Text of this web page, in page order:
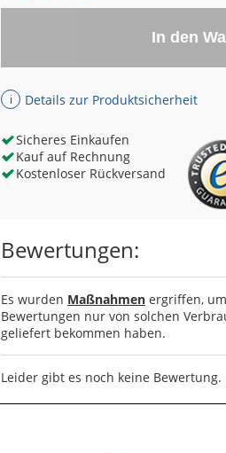
In den
ℹ Details zur Produktsicherheit
Sicheres Einkaufen
Kauf auf Rechnung
Kostenloser Rückversand
Bewertungen:
Es wurden Maßnahmen ergriffen,
Bewertungen nur von solchen
geliefert bekommen haben.
Leider gibt es noch keine Bewertung.